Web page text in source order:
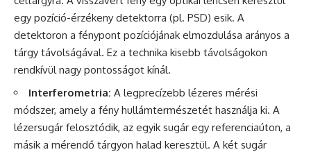
egy pozíció-érzékeny detektorra (pl. PSD) esik. A
detektoron a fénypont pozíciójának elmozdulása arányos a
tárgy távolságával. Ez a technika kisebb távolságokon
rendkívül nagy pontosságot kínál.
Interferometria: A legprecízebb lézeres mérési
módszer, amely a fény hullámtermészetét használja ki. A
lézersugár felosztódik, az egyik sugár egy referenciaúton, a
másik a mérendő tárgyon halad keresztül. A két sugár